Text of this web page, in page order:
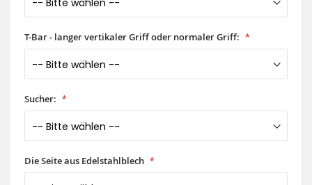
T-Bar - langer vertikaler Griff oder normaler Griff:
Sucher:
Die Seite aus Edelstahlblech